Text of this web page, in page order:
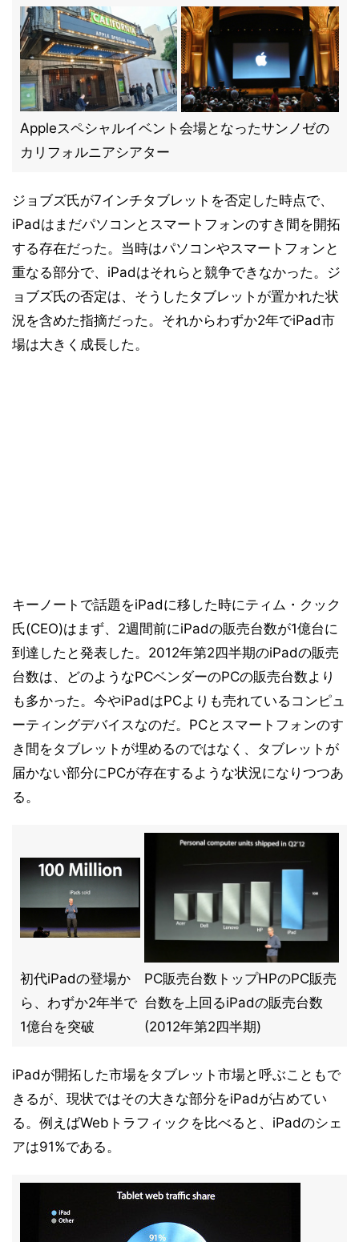
Appleスペシャルイベント会場となったサンノゼの
カリフォルニアシアター
ジョブズ氏が7インチタブレットを否定した時点で、
iPadはまだパソコンとスマートフォンのすき間を開拓
する存在だった。当時はパソコンやスマートフォンと
重なる部分で、iPadはそれらと競争できなかった。ジ
ョブズ氏の否定は、そうしたタブレットが置かれた状
況を含めた指摘だった。それからわずか2年でiPad市
場は大きく成長した。
キーノートで話題をiPadに移した時にティム・クック
氏(CEO)はまず、2週間前にiPadの販売台数が1億台に
到達したと発表した。2012年第2四半期のiPadの販売
台数は、どのようなPCベンダーのPCの販売台数より
も多かった。今やiPadはPCよりも売れているコンピュ
ーティングデバイスなのだ。PCとスマートフォンのす
き間をタブレットが埋めるのではなく、タブレットが
届かない部分にPCが存在するような状況になりつつあ
る。
初代iPadの登場か
ら、わずか2年半で
1億台を突破
PC販売台数トップHPのPC販売
台数を上回るiPadの販売台数
(2012年第2四半期)
iPadが開拓した市場をタブレット市場と呼ぶこともで
きるが、現状ではその大きな部分をiPadが占めてい
る。例えばWebトラフィックを比べると、iPadのシェ
アは91%である。